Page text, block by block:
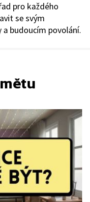
pro každého
se svým
budoucím povolání.